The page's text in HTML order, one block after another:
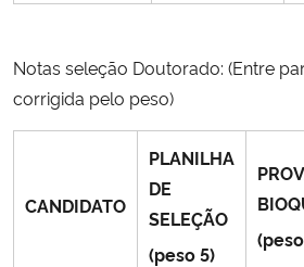
Notas seleção Doutorado: (Entre
corrigida pelo peso)
CANDIDATO
PLANILHA
DE
SELEÇÃO
(peso 5)